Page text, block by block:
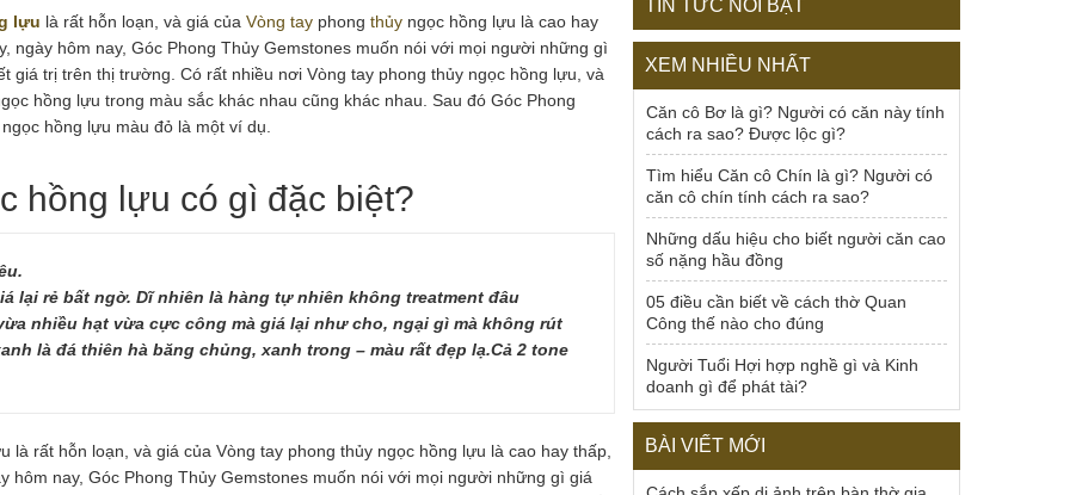
lựu là rất hỗn loạn, và giá của Vòng tay phong thủy ngọc hồng lựu là cao hay
ngày hôm nay, Góc Phong Thủy Gemstones muốn nói với mọi người những gì
giá trị trên thị trường. Có rất nhiều nơi Vòng tay phong thủy ngọc hồng lựu, và
hồng lựu trong màu sắc khác nhau cũng khác nhau. Sau đó Góc Phong
hồng lựu màu đỏ là một ví dụ.
hồng lựu có gì đặc biệt?
lại rẻ bất ngờ. Dĩ nhiên là hàng tự nhiên không treatment đâu
nhiều hạt vừa cực công mà giá lại như cho, ngại gì mà không rút
là đá thiên hà băng chủng, xanh trong – màu rất đẹp lạ.Cả 2 tone
là rất hỗn loạn, và giá của Vòng tay phong thủy ngọc hồng lựu là cao hay thấp,
hôm nay, Góc Phong Thủy Gemstones muốn nói với mọi người những gì giá
TIN TỨC NỔI BẬT
XEM NHIỀU NHẤT
Căn cô Bơ là gì? Người có căn này tính
cách ra sao? Được lộc gì?
Tìm hiểu Căn cô Chín là gì? Người có
căn cô chín tính cách ra sao?
Những dấu hiệu cho biết người căn cao
số nặng hầu đồng
05 điều cần biết về cách thờ Quan
Công thế nào cho đúng
Người Tuổi Hợi hợp nghề gì và Kinh
doanh gì để phát tài?
BÀI VIẾT MỚI